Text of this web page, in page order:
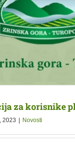
za korisnike
2023 | Novosti